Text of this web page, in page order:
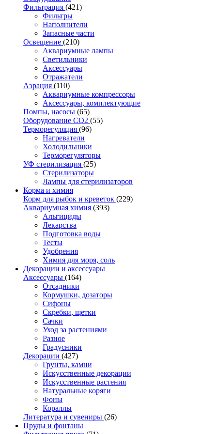
Фильтрация (421)
Фильтры
Наполнители
Запасные части
Освещение (210)
Аквариумные лампы
Светильники
Аксессуары
Отражатели
Аэрация (110)
Аквариумные компрессоры
Аксессуары, комплектующие
Помпы, насосы (65)
Оборудование CO2 (55)
Терморегуляция (96)
Нагреватели
Холодильники
Терморегуляторы
УФ стерилизация (25)
Стерилизаторы
Лампы для стерилизаторов
Корма и химия
Корм для рыбок и креветок (229)
Аквариумная химия (393)
Альгициды
Лекарства
Подготовка воды
Тесты
Удобрения
Химия для моря, соль
Декорации и аксессуары
Аксессуары (164)
Отсадники
Кормушки, дозаторы
Сифоны
Скребки, щетки
Сачки
Уход за растениями
Разное
Градусники
Декорации (427)
Грунты, камни
Искусственные декорации
Искусственные растения
Натуральные коряги
Фоны
Кораллы
Литература и сувениры (26)
Пруды и фонтаны